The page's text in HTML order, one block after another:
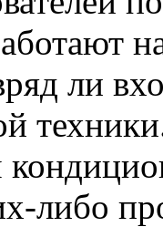
ли
либо